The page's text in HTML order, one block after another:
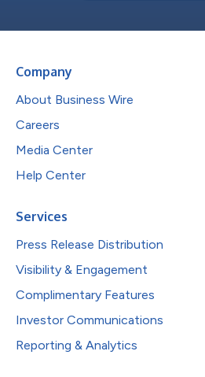
Company
About Business Wire
Careers
Media Center
Help Center
Services
Press Release Distribution
Visibility & Engagement
Complimentary Features
Investor Communications
Reporting & Analytics